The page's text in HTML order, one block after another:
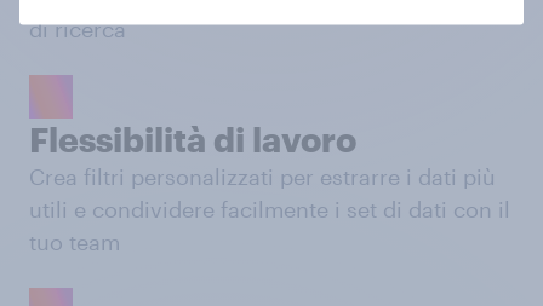
di ricerca
Flessibilità di lavoro
Crea filtri personalizzati per estrarre i dati più
utili e condividere facilmente i set di dati con il
tuo team